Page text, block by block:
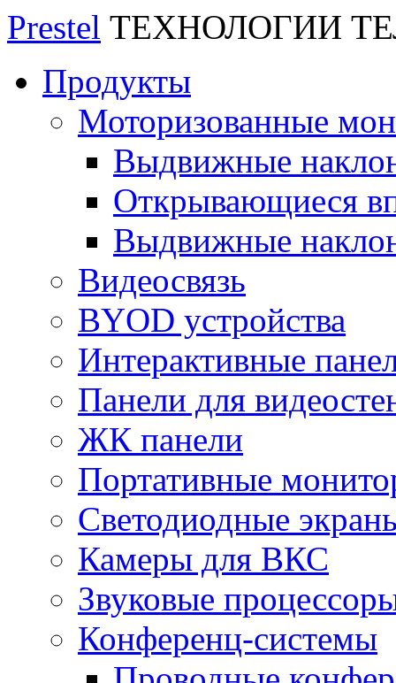
Prestel ТЕХНОЛОГИИ
Продукты
Моторизованные
Выдвижные
Открывающиеся
Выдвижные
Видеосвязь
BYOD устройства
Интерактивные
Панели для
ЖК панели
Портативные
Светодиодные
Камеры для ВКС
Звуковые
Конференц-системы